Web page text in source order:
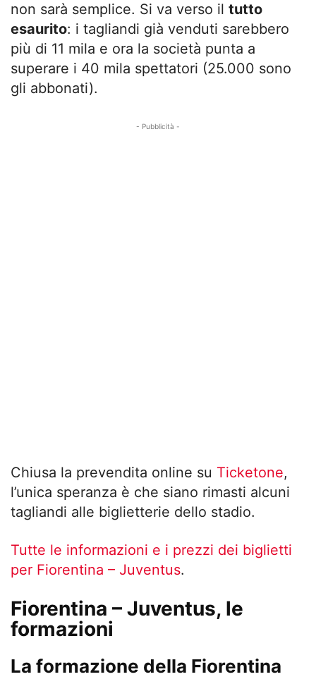
non sarà semplice. Si va verso il tutto
esaurito: i tagliandi già venduti sarebbero
più di 11 mila e ora la società punta a
superare i 40 mila spettatori (25.000 sono
gli abbonati).
- Pubblicità -
Chiusa la prevendita online su Ticketone,
l’unica speranza è che siano rimasti alcuni
tagliandi alle biglietterie dello stadio.
Tutte le informazioni e i prezzi dei biglietti
per Fiorentina – Juventus.
Fiorentina – Juventus, le
formazioni
La formazione della Fiorentina